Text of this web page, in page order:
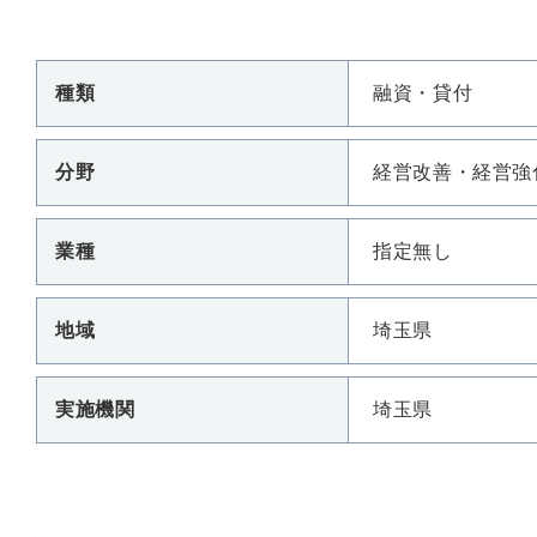
種類 融資・貸付
分野 経営改善・経営強
業種 指定無し
地域 埼玉県
実施機関 埼玉県